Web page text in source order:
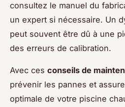
consultez le manuel du
un expert si nécessaire. Un
peut souvent être dû à une
des erreurs de calibration.
Avec ces conseils de
prévenir les pannes et
optimale de votre piscine